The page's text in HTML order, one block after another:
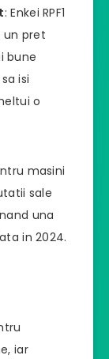
: Enkei RPF1
pret
bune
isi
o
masini
sale
una
in 2024.
iar